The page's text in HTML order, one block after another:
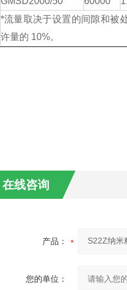
*流量取决于设置的间隙和被
许量的 10%。
在线咨询
产品：
您的单位：